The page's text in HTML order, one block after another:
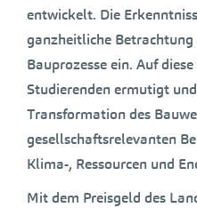
entwickelt. Die
ganzheitliche
Bauprozesse ein. Auf
Studierenden ermutigt
Transformation des
gesellschaftsrelevanten
Klima-, Ressourcen und
Mit dem Preisgeld des